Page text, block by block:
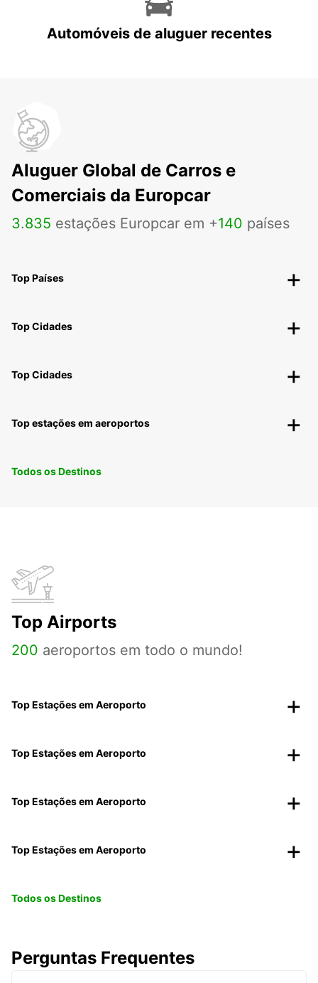
Automóveis de aluguer recentes
Aluguer Global de Carros e
Comerciais da Europcar
3.835 estações Europcar em +140 países
Top Países
Top Cidades
Top Cidades
Top estações em aeroportos
Todos os Destinos
Top Airports
200 aeroportos em todo o mundo!
Top Estações em Aeroporto
Top Estações em Aeroporto
Top Estações em Aeroporto
Top Estações em Aeroporto
Todos os Destinos
Perguntas Frequentes